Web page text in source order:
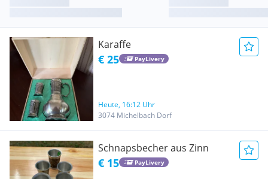
Karaffe
€ 25 PayLivery
Heute, 16:12 Uhr
3074 Michelbach Dorf
Schnapsbecher aus Zinn
€ 15 PayLivery